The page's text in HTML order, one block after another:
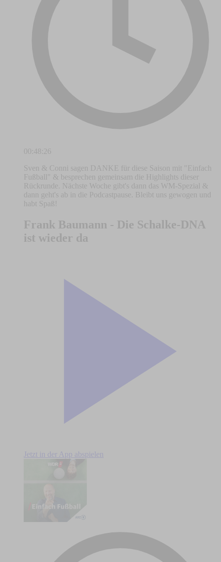
00:48:26
Sven & Conni sagen DANKE für diese Saison mit "Einfach
Fußball" & besprechen gemeinsam die Highlights dieser
Rückrunde. Nächste Woche gibt's dann das WM-Spezial &
dann geht's ab in die Podcastpause. Bleibt uns gewogen und
habt Spaß!
Frank Baumann - Die Schalke-DNA
ist wieder da
Jetzt in der App abspielen